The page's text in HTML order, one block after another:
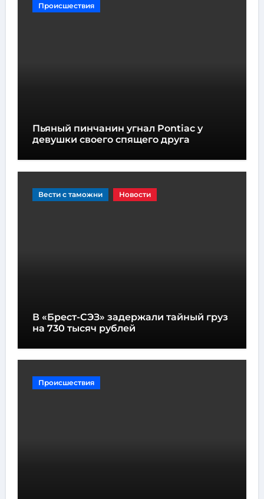
Происшествия
Пьяный пинчанин угнал Pontiac у
девушки своего спящего друга
Вести с таможни Новости
В «Брест-СЭЗ» задержали тайный груз
на 730 тысяч рублей
Происшествия